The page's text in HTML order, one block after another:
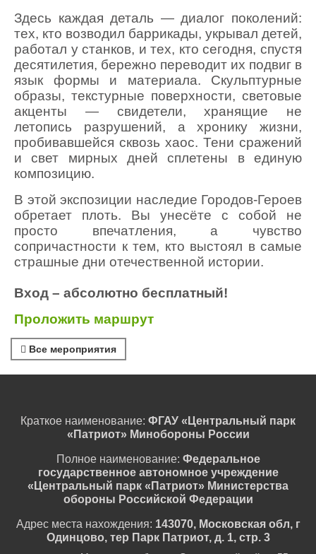
Здесь каждая деталь — диалог поколений:
тех, кто возводил баррикады, укрывал детей,
работал у станков, и тех, кто сегодня, спустя
десятилетия, бережно переводит их подвиг в
язык формы и материала. Скульптурные
образы, текстурные поверхности, световые
акценты — свидетели, хранящие не
летопись разрушений, а хронику жизни,
пробивавшейся сквозь хаос. Тени сражений
и свет мирных дней сплетены в единую
композицию.
В этой экспозиции наследие Городов-Героев
обретает плоть. Вы унесёте с собой не
просто впечатления, а чувство
сопричастности к тем, кто выстоял в самые
страшные дни отечественной истории.
Вход – абсолютно бесплатный!
Проложить маршрут
Все мероприятия
Краткое наименование: ФГАУ «Центральный парк
«Патриот» Минобороны России
Полное наименование: Федеральное
государственное автономное учреждение
«Центральный парк «Патриот» Министерства
обороны Российской Федерации
Адрес места нахождения: 143070, Московская обл, г
Одинцово, тер Парк Патриот, д. 1, стр. 3